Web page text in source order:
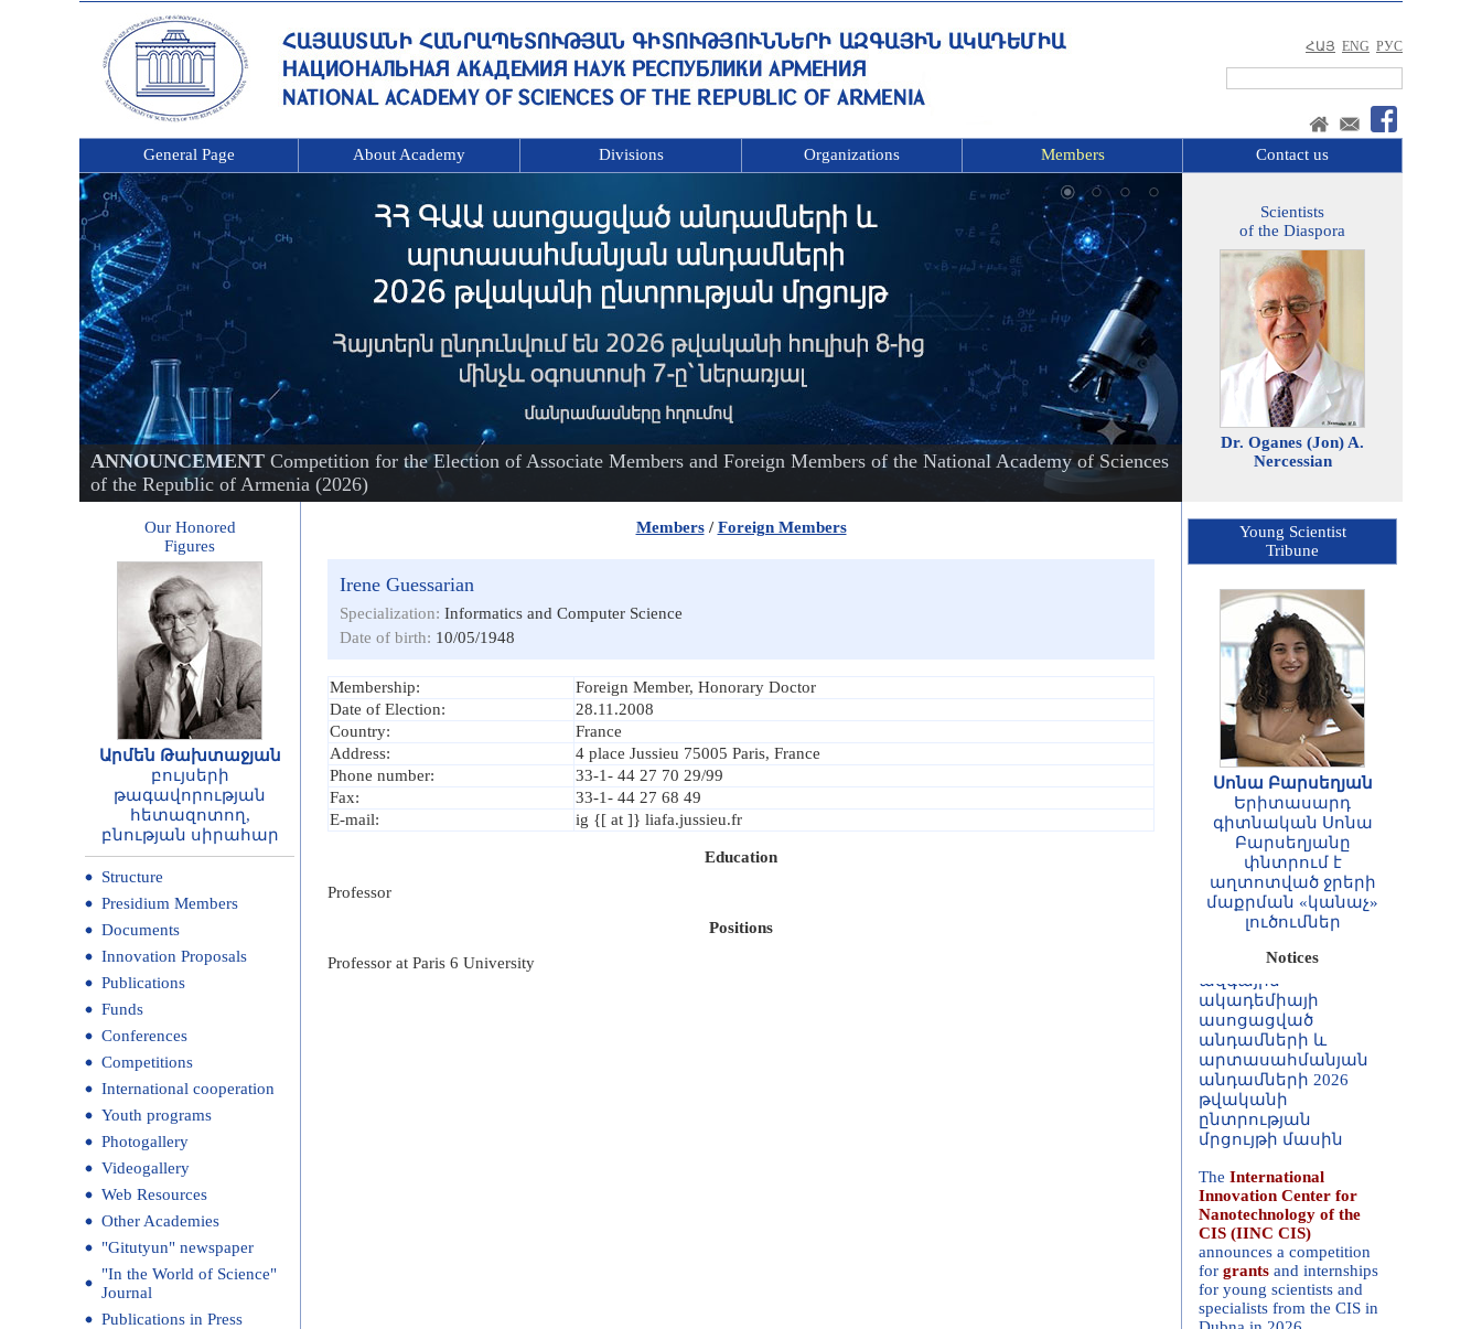
ՀԱՅ ENG РУС
General Page About Academy Divisions Organizations Members Contact us
ANNOUNCEMENT Competition for the Election of Associate Members and Foreign Members of the National Academy of Sciences
of the Republic of Armenia (2026)
Scientists
of the Diaspora
Dr. Oganes (Jon) A.
Nercessian
Our Honored
Figures
Արմեն Թախտաջյան
բույսերի
թագավորության
հետազոտող,
բնության սիրահար
Structure
Presidium Members
Documents
Innovation Proposals
Publications
Funds
Conferences
Competitions
International cooperation
Youth programs
Photogallery
Videogallery
Web Resources
Other Academies
"Gitutyun" newspaper
"In the World of Science"
Journal
Publications in Press
Members/Foreign Members
Irene Guessarian
Specialization: Informatics and Computer Science
Date of birth: 10/05/1948
Membership:
Foreign Member, Honorary Doctor
Date of Election:
28.11.2008
Country:
France
Address:
4 place Jussieu 75005 Paris, France
Phone number:
33-1- 44 27 70 29/99
Fax:
33-1- 44 27 68 49
E-mail:
ig {[ at ]} liafa.jussieu.fr
Education
Professor
Positions
Professor at Paris 6 University
Young Scientist
Tribune
Սոնա Բարսեղյան
Երիտասարդ
գիտնական Սոնա
Բարսեղյանը
փնտրում է
աղտոտված ջրերի
մաքրման «կանաչ»
լուծումներ
Notices
ՀԱՅՏԱՐԱՐՈՒԹՅՈՒՆ
Հայաստանի
Հանրապետության
գիտությունների
ազգային
ասոցացված
անդամների և
արտասահմանյան
անդամների 2026
թվականի
ընտրության
մրցույթի մասին
The International
Innovation Center for
Nanotechnology of the
CIS (IINC CIS)
announces a competition
grants
and internships
for young scientists and
specialists from the CIS in
Dubna in 2026